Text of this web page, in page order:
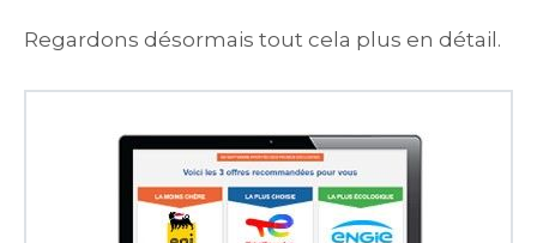
Regardons désormais tout cela plus en détail.